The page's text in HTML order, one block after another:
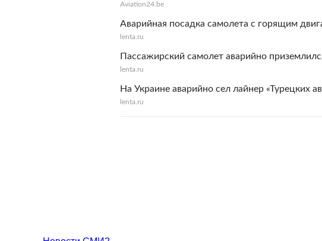
Aviation24.be
Аварийная посадка самолета с горящим
lenta.ru
Пассажирский самолет аварийно
lenta.ru
На Украине аварийно сел лайнер «Турецких
lenta.ru